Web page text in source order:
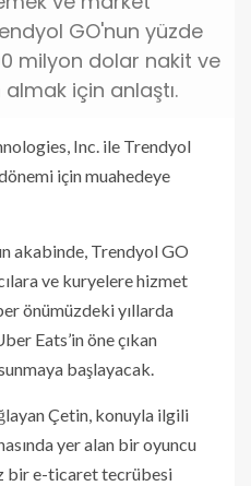
GO'nun yüzde
milyon dolar nakit ve
için anlaştı.
Inc. ile Trendyol
için muahedeye
akabinde, Trendyol GO
ve kuryelere hizmet
önümüzdeki yıllarda
Eats’in öne çıkan
başlayacak.
Çetin, konuyla ilgili
yer alan bir oyuncu
bir e-ticaret tecrübesi